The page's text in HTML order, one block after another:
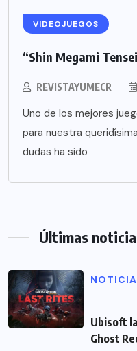
VIDEOJUEGOS
“Shin Megami
REVISTAYUMECR
Uno de los mejores
para nuestra
dudas ha sido
Últimas
Ubisoft
Ghost